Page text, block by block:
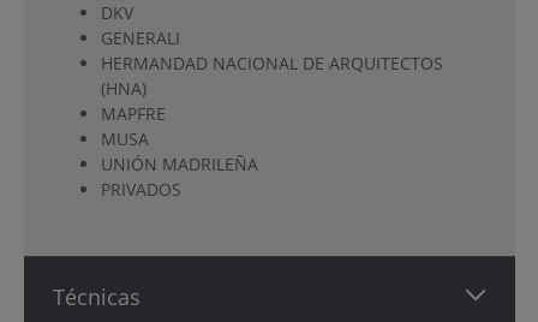
DKV
GENERALI
HERMANDAD NACIONAL DE ARQUITECTOS
(HNA)
MAPFRE
MUSA
UNIÓN MADRILEÑA
PRIVADOS
Técnicas